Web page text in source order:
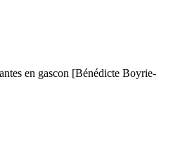
en gascon [Bénédicte Boyrie-